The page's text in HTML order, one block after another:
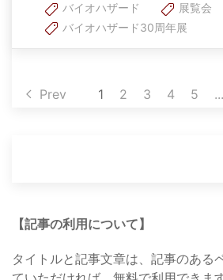
バイオハザード
展覧会
バイオハザード30周年展
Prev 1 2 3 4 5 ...
【記事の利用について】
タイトルと記事文章は、記事のある